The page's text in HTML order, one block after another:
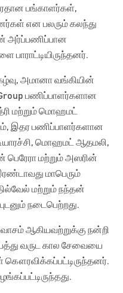
பங்காளர்கள்,
என பலரும் கலந்து
அர்ப்பணிப்பான
பாராட்டியிருந்தனர்.
அமானா வங்கியின்
பணிப்பாளர்களான
மற்றும் மொஹமட்
இதர பணிப்பாளர்களான
மொஹமட் ஆதமலி,
பெரேரா மற்றும் அஸரின்
மாபெரும்
மற்றும் நந்தன்
நடைபெற்றது.
ஆகியவற்றுக்கு நன்றி
வருட கால சேவையை
கௌரவிக்கப்பட்டிருந்தனர்.